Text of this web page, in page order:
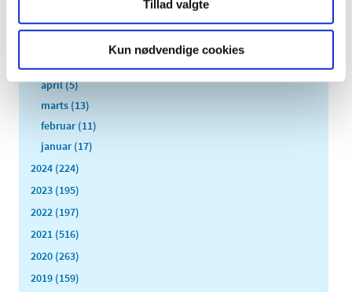
Tillad valgte
Kun nødvendige cookies
juli (11)
maj (11)
april (5)
marts (13)
februar (11)
januar (17)
2024 (224)
2023 (195)
2022 (197)
2021 (516)
2020 (263)
2019 (159)